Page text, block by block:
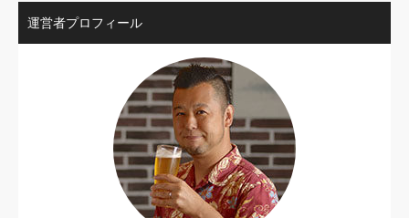
運営者プロフィール